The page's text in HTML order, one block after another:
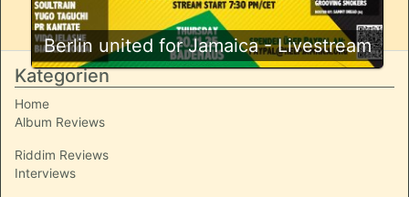
Berlin united for Jamaica - Livestream
Kategorien
Home
Album Reviews
Riddim Reviews
Interviews